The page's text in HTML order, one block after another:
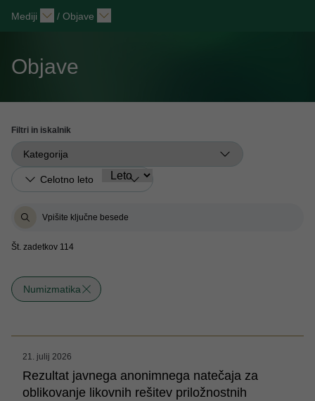
Mediji / Objave
Objave
Filtri in iskalnik
Št. zadetkov 114
Numizmatika
21. julij 2026
Rezultat javnega anonimnega natečaja za
oblikovanje likovnih rešitev priložnostnih